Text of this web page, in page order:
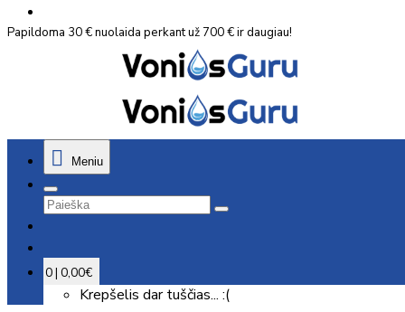
Papildoma 30 € nuolaida perkant už 700 € ir daugiau!
Meniu
0 | 0,00€
Krepšelis dar tuščias... :(